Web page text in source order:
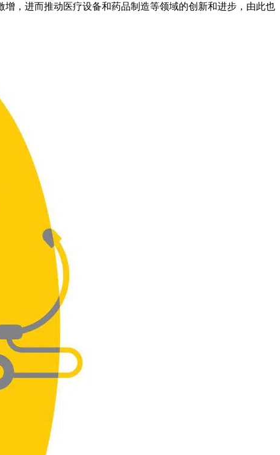
，进而推动医疗设备和药品制造等领域的创新和进步，由此也